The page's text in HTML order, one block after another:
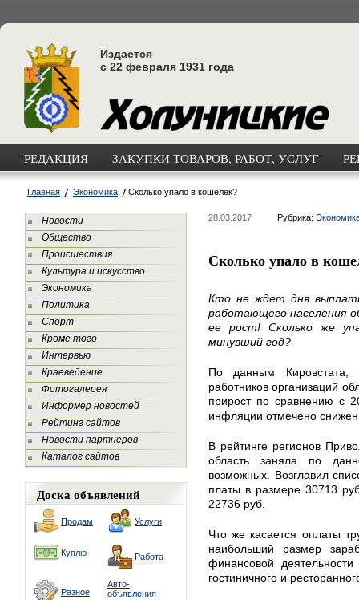
Издается
с 22 февраля 1931 года
РЕДАКЦИЯ ЗАКУПКИ ТОВАРОВ, РАБОТ, УСЛУГ
Главная Экономика Сколько упало в кошелек?
Новости
Общество
Происшествия
Культура и искусство
Экономика
Политика
Спорт
Кроме того
Интервью
Краеведение
Фотогалерея
Информер новостей
Рейтинг сайтов
Новости партнеров
Каталог сайтов
Доска объявлений
Продам Услуги
Куплю Работа
Разное
Авто-
объявления
28.03.2017 Рубрика:
Сколько упало в
Кто не ждет дня
работающего населения
ее рост! Сколько же
минувший год?
По данным Кировстата,
работников организаций
прирост по сравнению с
инфляции отмечено
В рейтинге регионов
область заняла по
возможных. Возглавил
платы в размере 30713
22736 руб.
Что же касается оплаты
наибольший размер
финансовой
гостиничного и